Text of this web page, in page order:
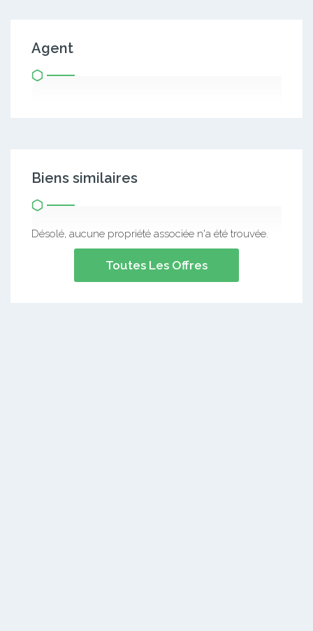
Agent
Biens similaires
Désolé, aucune propriété associée n'a été trouvée.
Toutes Les Offres